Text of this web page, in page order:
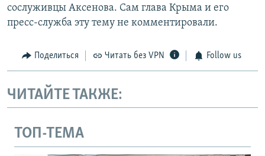
сослуживцы Аксенова. Сам глава Крыма и его
пресс-служба эту тему не комментировали.
Поделиться Читать без VPN Follow us
ЧИТАЙТЕ ТАКЖЕ:
ТОП-ТЕМА